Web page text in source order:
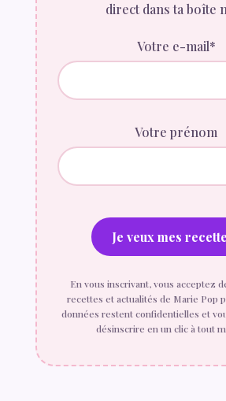
direct dans ta boîte
Votre e-mail*
Votre prénom
En vous inscrivant, vous acceptez
recettes et actualités de Marie Pop
données restent confidentielles et
désinscrire en un clic à tout